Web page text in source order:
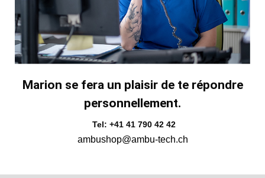
Marion se fera un plaisir de te répondre
personnellement.
Tel: +41 41 790 42 42
ambushop@ambu-tech.ch